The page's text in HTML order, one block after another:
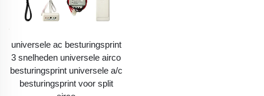
universele ac besturingsprint
3 snelheden universele airco
besturingsprint universele a/c
besturingsprint voor split